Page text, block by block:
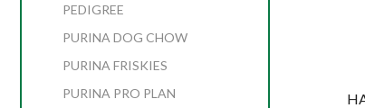
PEDIGREE
PURINA DOG CHOW
PURINA FRISKIES
PURINA PRO PLAN